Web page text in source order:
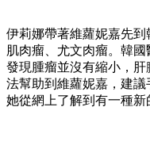
伊莉娜帶著維蘿妮嘉先
肌肉瘤、尤文肉瘤。韓
發現腫瘤並沒有縮小，
法幫助到維蘿妮嘉，建
她從網上了解到有一種